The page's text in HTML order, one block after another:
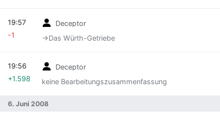
Deceptor
→‎Das Würth-Getriebe
19:57
-1
Deceptor
keine Bearbeitungszusammenfassung
19:56
+1.598
6. Juni 2008